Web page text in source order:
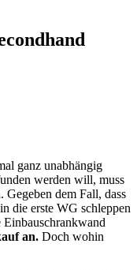
ganz unabhängig
werden will, muss
Gegeben dem Fall, dass
die erste WG schleppen
an. Doch wohin